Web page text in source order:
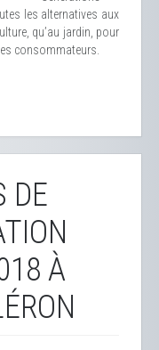
les alternatives aux
qu’au jardin, pour
consommateurs.
DE
À